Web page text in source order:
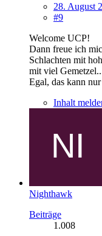
28. August
#9
Welcome UCP!
Dann freue ich
Schlachten mit
mit viel
Egal, das kann
Inhalt
Nighthawk
Beiträge
1.008